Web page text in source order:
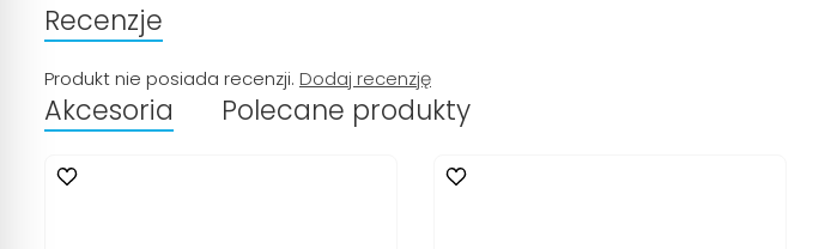
Recenzje
Produkt nie posiada recenzji. Dodaj recenzję
Akcesoria Polecane produkty